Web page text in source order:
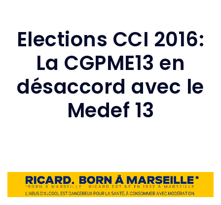
Elections CCI 2016:
La CGPME13 en
désaccord avec le
Medef 13